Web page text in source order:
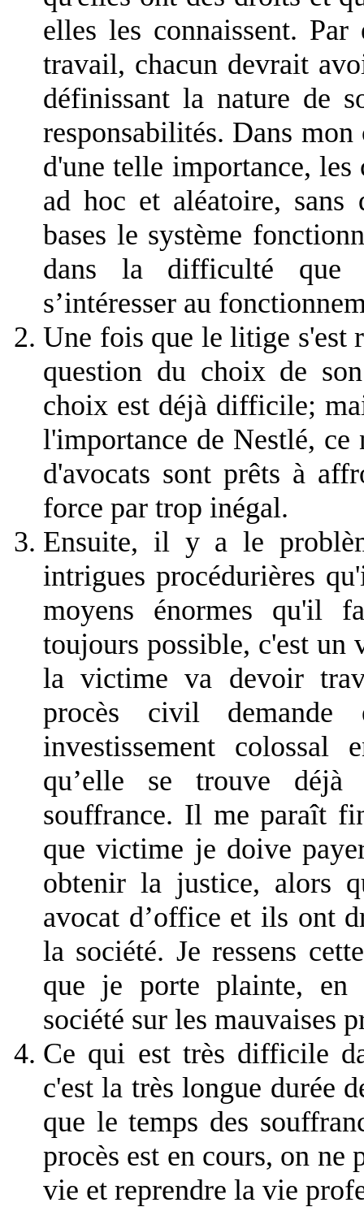
elles les connaissent.
travail, chacun devrait
définissant la nature de
responsabilités. Dans
d'une telle importance, les
ad hoc et aléatoire,
bases le système
dans la difficulté que
s’intéresser au
Une fois que le litige s'est
question du choix de
choix est déjà difficile;
l'importance de Nestlé, ce
d'avocats sont prêts à
force par trop inégal.
Ensuite, il y a le
intrigues procédurières
moyens énormes qu'il
toujours possible, c'est un
la victime va devoir
procès civil
investissement
qu’elle se trouve déjà
souffrance. Il me paraît
que victime je doive
obtenir la justice, alors
avocat d’office et ils ont
la société. Je ressens
que je porte plainte, en
société sur les mauvaises
Ce qui est très difficile
c'est la très longue durée
que le temps des
procès est en cours, on ne
vie et reprendre la vie